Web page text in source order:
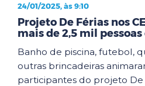
24/01/2025, às 9:10
Projeto De Férias nos
mais de 2,5 mil
Banho de piscina, futebol,
outras brincadeiras
participantes do projeto De